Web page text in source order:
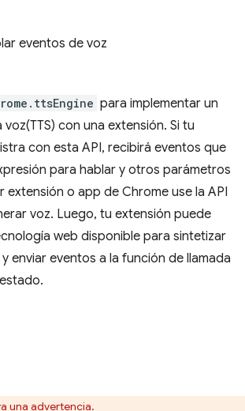
eventos de voz
para implementar un
con una extensión. Si tu
con esta API, recibirá eventos que
para hablar y otros parámetros
extensión o app de Chrome use la API
voz. Luego, tu extensión puede
web disponible para sintetizar
enviar eventos a la función de llamada
una advertencia.